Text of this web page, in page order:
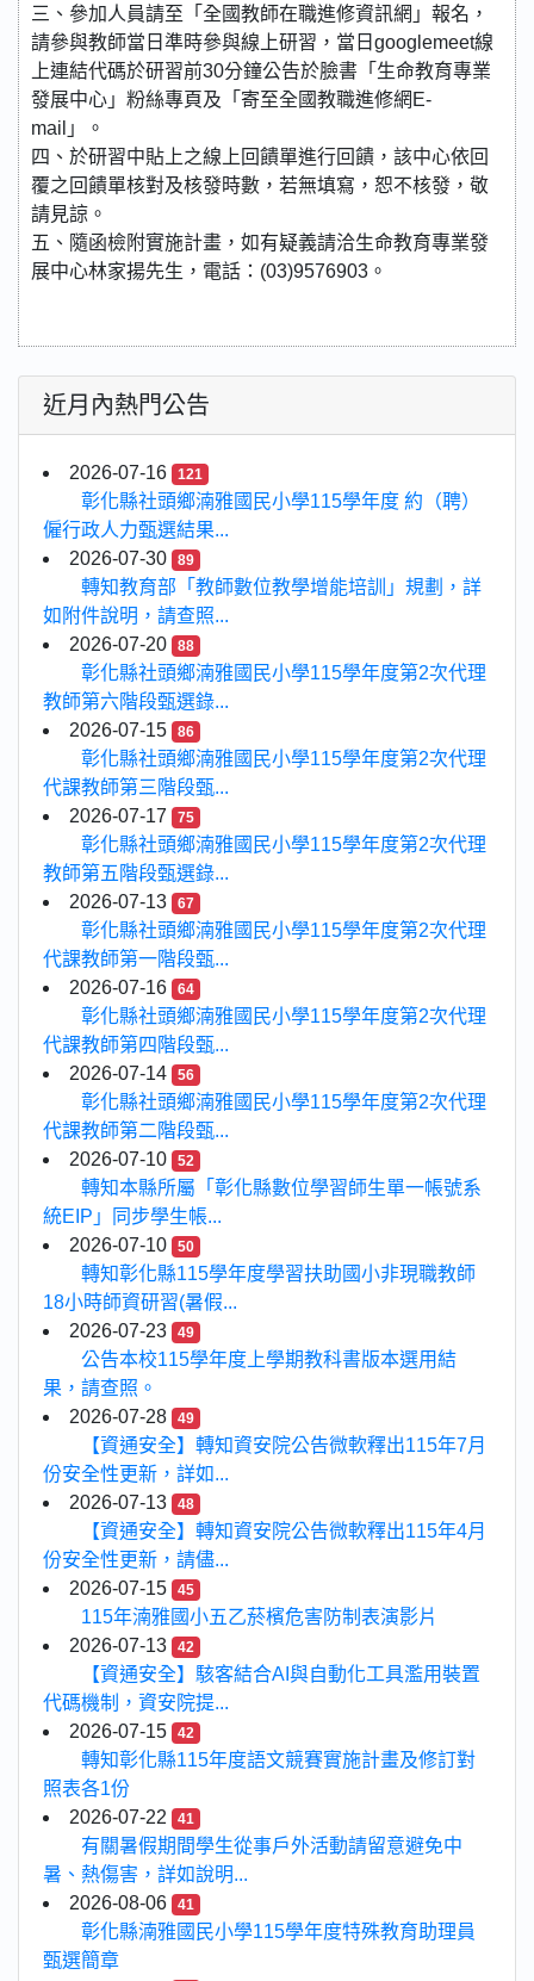
三、參加人員請至「全國教師在職進修資訊網」報名，
請參與教師當日準時參與線上研習，當日googlemeet線
上連結代碼於研習前30分鐘公告於臉書「生命教育專業
發展中心」粉絲專頁及「寄至全國教職進修網E-
mail」。
四、於研習中貼上之線上回饋單進行回饋，該中心依回
覆之回饋單核對及核發時數，若無填寫，恕不核發，敬
請見諒。
五、隨函檢附實施計畫，如有疑義請洽生命教育專業發
展中心林家揚先生，電話：(03)9576903。
近月內熱門公告
2026-07-16 121
彰化縣社頭鄉湳雅國民小學115學年度 約（聘）
僱行政人力甄選結果...
2026-07-30
89
轉知教育部「教師數位教學增能培訓」規劃，詳
如附件說明，請查照...
2026-07-20
88
彰化縣社頭鄉湳雅國民小學115學年度第2次代理
教師第六階段甄選錄...
2026-07-15
86
彰化縣社頭鄉湳雅國民小學115學年度第2次代理
代課教師第三階段甄...
2026-07-17
75
彰化縣社頭鄉湳雅國民小學115學年度第2次代理
教師第五階段甄選錄...
2026-07-13
67
彰化縣社頭鄉湳雅國民小學115學年度第2次代理
代課教師第一階段甄...
2026-07-16
64
彰化縣社頭鄉湳雅國民小學115學年度第2次代理
代課教師第四階段甄...
2026-07-14
56
彰化縣社頭鄉湳雅國民小學115學年度第2次代理
代課教師第二階段甄...
2026-07-10
52
轉知本縣所屬「彰化縣數位學習師生單一帳號系
統EIP」同步學生帳...
2026-07-10
50
轉知彰化縣115學年度學習扶助國小非現職教師
18小時師資研習(暑假...
2026-07-23
49
公告本校115學年度上學期教科書版本選用結
果，請查照。
2026-07-28
49
【資通安全】轉知資安院公告微軟釋出115年7月
份安全性更新，詳如...
2026-07-13
48
【資通安全】轉知資安院公告微軟釋出115年4月
份安全性更新，請儘...
2026-07-15
45
115年湳雅國小五乙菸檳危害防制表演影片
2026-07-13
42
【資通安全】駭客結合AI與自動化工具濫用裝置
代碼機制，資安院提...
2026-07-15
42
轉知彰化縣115年度語文競賽實施計畫及修訂對
照表各1份
2026-07-22
41
有關暑假期間學生從事戶外活動請留意避免中
暑、熱傷害，詳如說明...
2026-08-06
41
彰化縣湳雅國民小學115學年度特殊教育助理員
甄選簡章